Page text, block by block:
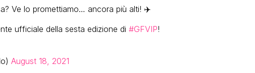
Ve lo promettiamo… ancora più alti! ✈️
ufficiale della sesta edizione di #GFVIP!
August 18, 2021